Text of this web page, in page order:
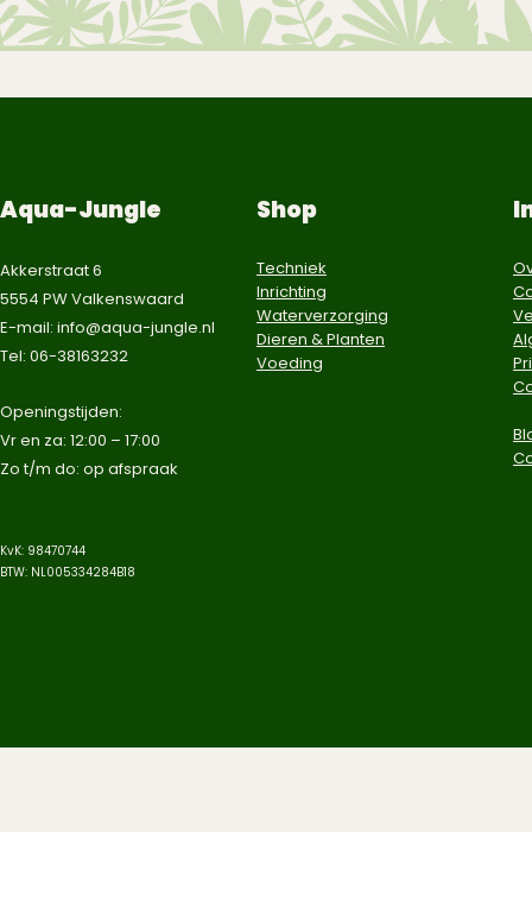
Aqua-Jungle
Akkerstraat 6
5554 PW Valkenswaard
E-mail: info@aqua-jungle.nl
Tel: 06-38163232
​Openingstijden:
Vr en za: 12:00 – 17:00
Zo t/m do: op afspraak​
KvK: 98470744
BTW: NL005334284B18
Shop
Techniek
Inrichting
Waterverzorging
Dieren & Planten
Voeding